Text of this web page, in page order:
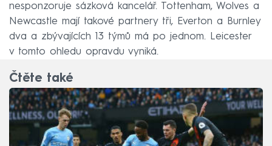
nesponzoruje sázková kancelář. Tottenham, Wolves a
Newcastle mají takové partnery tři, Everton a Burnley
dva a zbývajících 13 týmů má po jednom. Leicester
v tomto ohledu opravdu vyniká.
Čtěte také